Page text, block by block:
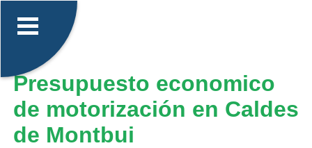
Presupuesto economico
de motorización en Caldes
de Montbui